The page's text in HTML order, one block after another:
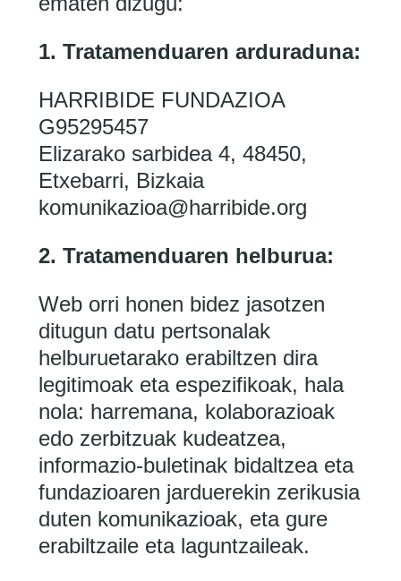
1. Tratamenduaren arduraduna:
HARRIBIDE FUNDAZIOA
G95295457
Elizarako sarbidea 4, 48450,
Etxebarri, Bizkaia
komunikazioa@harribide.org
2. Tratamenduaren helburua:
Web orri honen bidez jasotzen
ditugun datu pertsonalak
helburuetarako erabiltzen dira
legitimoak eta espezifikoak, hala
nola: harremana, kolaborazioak
edo zerbitzuak kudeatzea,
informazio-buletinak bidaltzea eta
fundazioaren jarduerekin zerikusia
duten komunikazioak, eta gure
erabiltzaile eta laguntzaileak.